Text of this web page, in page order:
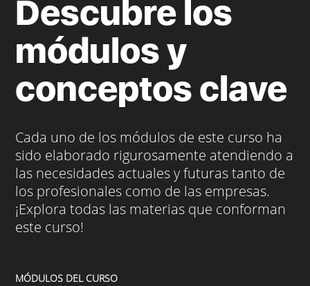
Descubre los
módulos y
conceptos clave
Cada uno de los módulos de este curso ha
sido elaborado rigurosamente atendiendo a
las necesidades actuales y futuras tanto de
los profesionales como de las empresas.
¡Explora todas las materias que conforman
este curso!
MÓDULOS DEL CURSO